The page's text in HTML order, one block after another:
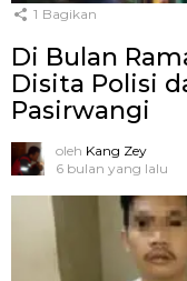
1 Bagikan
Di Bulan
Disita Polisi
Pasirwangi
oleh Kang Zey
6 bulan yang lalu